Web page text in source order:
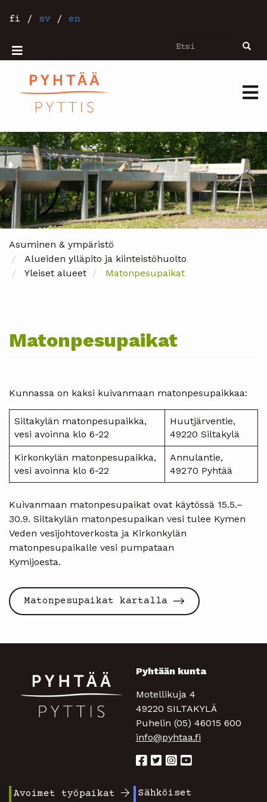
pääsisältöön
fi / sv / en
Etsi Etsi
Mobiilivalikko
Asuminen & ympäristö
Alueiden ylläpito ja kiinteistöhuolto
Yleiset alueet
Matonpesupaikat
Matonpesupaikat
Kunnassa on kaksi kuivanmaan matonpesupaikkaa:
Siltakylän matonpesupaikka,
vesi avoinna klo 6-22
Huutjärventie,
49220 Siltakylä
Kirkonkylän matonpesupaikka,
vesi avoinna klo 6-22
Annulantie,
49270 Pyhtää
Kuivanmaan matonpesupaikat ovat käytössä 15.5.–
30.9. Siltakylän matonpesupaikan vesi tulee Kymen
Veden vesijohtoverkosta ja Kirkonkylän
matonpesupaikalle vesi pumpataan
Matonpesupaikat kartalla
Pyhtään kunta
Motellikuja 4
49220 SILTAKYLÄ
Puhelin (05) 46015 600
info@pyhtaa.fi
Avoimet työpaikat Sähköiset